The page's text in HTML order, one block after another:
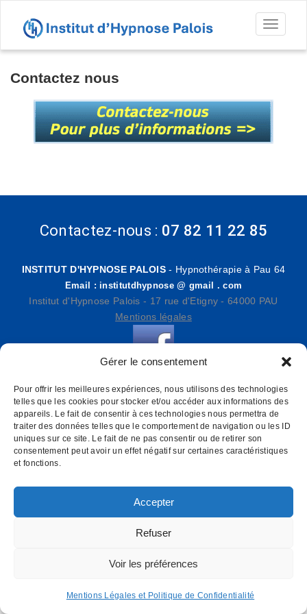
Gérer le consentement
Pour offrir les meilleures expériences, nous utilisons des technologies
telles que les cookies pour stocker et/ou accéder aux informations des
appareils. Le fait de consentir à ces technologies nous permettra de
traiter des données telles que le comportement de navigation ou les ID
uniques sur ce site. Le fait de ne pas consentir ou de retirer son
consentement peut avoir un effet négatif sur certaines caractéristiques
et fonctions.
Accepter
Refuser
Voir les préférences
Mentions Légales et Politique de Confidentialité
Contactez nous
Contactez-nous : 07 82 11 22 85
INSTITUT D'HYPNOSE PALOIS - Hypnothérapie à Pau 64
Email : institutdhypnose @ gmail . com
Institut d'Hypnose Palois - 17 rue d'Etigny - 64000 PAU
Mentions légales